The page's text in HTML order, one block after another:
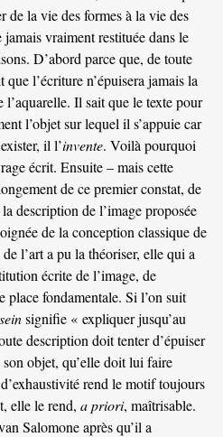
de la vie des formes à la vie des
vraiment restituée dans le
D’abord parce que, de toute
l’écriture n’épuisera jamais la
Il sait que le texte pour
l’objet sur lequel il s’appuie car
il l’invente. Voilà pourquoi
écrit. Ensuite – mais cette
de ce premier constat, de
description de l’image proposée
de la conception classique de
l’art a pu la théoriser, elle qui a
écrite de l’image, de
place fondamentale. Si l’on suit
signifie « expliquer jusqu’au
description doit tenter d’épuiser
son objet, qu’elle doit lui faire
rend le motif toujours
elle le rend, a priori, maîtrisable.
Salomone après qu’il a